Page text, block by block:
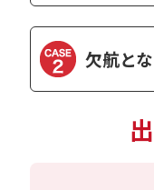
欠航と